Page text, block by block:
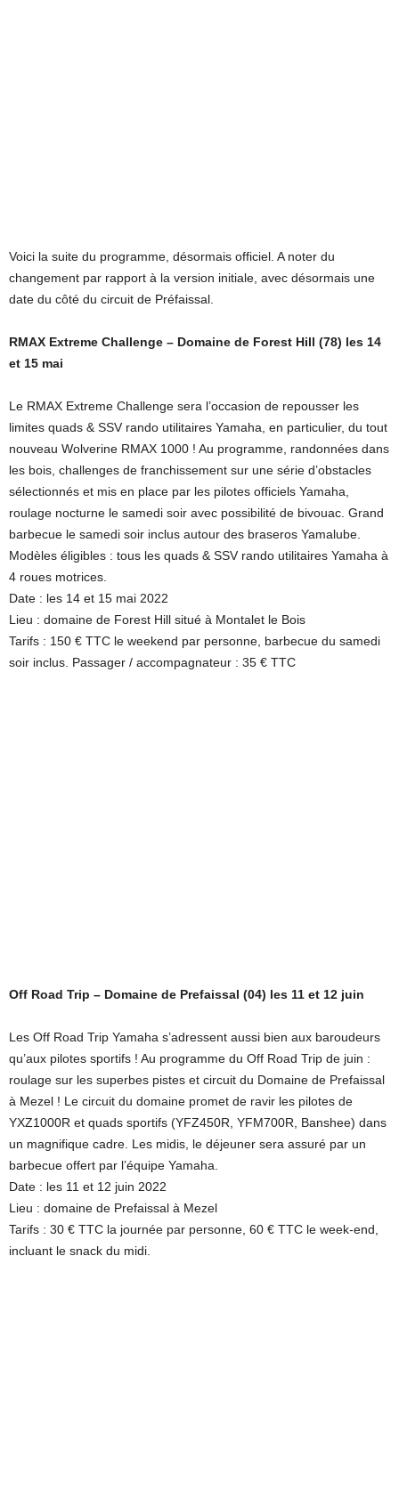
Voici la suite du programme, désormais officiel. A noter du
changement par rapport à la version initiale, avec désormais une
date du côté du circuit de Préfaissal.
RMAX Extreme Challenge – Domaine de Forest Hill (78) les 14
et 15 mai
Le RMAX Extreme Challenge sera l’occasion de repousser les
limites quads & SSV rando utilitaires Yamaha, en particulier, du tout
nouveau Wolverine RMAX 1000 ! Au programme, randonnées dans
les bois, challenges de franchissement sur une série d’obstacles
sélectionnés et mis en place par les pilotes officiels Yamaha,
roulage nocturne le samedi soir avec possibilité de bivouac. Grand
barbecue le samedi soir inclus autour des braseros Yamalube.
Modèles éligibles : tous les quads & SSV rando utilitaires Yamaha à
4 roues motrices.
Date : les 14 et 15 mai 2022
Lieu : domaine de Forest Hill situé à Montalet le Bois
Tarifs : 150 € TTC le weekend par personne, barbecue du samedi
soir inclus. Passager / accompagnateur : 35 € TTC
Off Road Trip – Domaine de Prefaissal (04) les 11 et 12 juin
Les Off Road Trip Yamaha s’adressent aussi bien aux baroudeurs
qu’aux pilotes sportifs ! Au programme du Off Road Trip de juin :
roulage sur les superbes pistes et circuit du Domaine de Prefaissal
à Mezel ! Le circuit du domaine promet de ravir les pilotes de
YXZ1000R et quads sportifs (YFZ450R, YFM700R, Banshee) dans
un magnifique cadre. Les midis, le déjeuner sera assuré par un
barbecue offert par l’équipe Yamaha.
Date : les 11 et 12 juin 2022
Lieu : domaine de Prefaissal à Mezel
Tarifs : 30 € TTC la journée par personne, 60 € TTC le week-end,
incluant le snack du midi.